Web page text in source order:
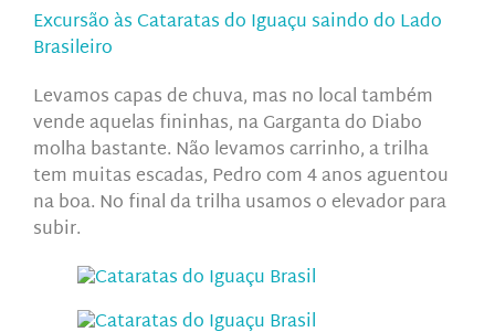
Excursão às Cataratas do Iguaçu saindo do Lado
Brasileiro
Levamos capas de chuva, mas no local também
vende aquelas fininhas, na Garganta do Diabo
molha bastante. Não levamos carrinho, a trilha
tem muitas escadas, Pedro com 4 anos aguentou
na boa. No final da trilha usamos o elevador para
subir.